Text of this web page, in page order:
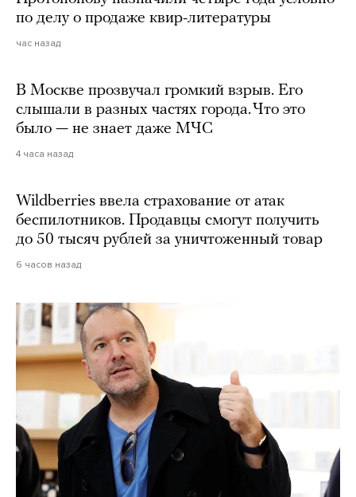
по делу о продаже квир-литературы
час назад
В Москве прозвучал громкий взрыв. Его
слышали в разных частях города. Что это
было — не знает даже МЧС
4 часа назад
Wildberries ввела страхование от атак
беспилотников. Продавцы смогут получить
до 50 тысяч рублей за уничтоженный товар
6 часов назад